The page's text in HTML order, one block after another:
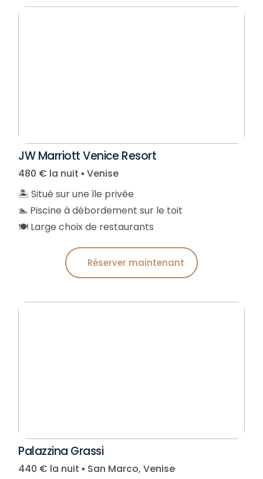
JW Marriott Venice Resort
480 € la nuit ▪︎ Venise
🏝️ Situé sur une île privée
🏊 Piscine à débordement sur le toit
🍽️ Large choix de restaurants
Réserver maintenant
Palazzina Grassi
440 € la nuit ▪︎ San Marco, Venise